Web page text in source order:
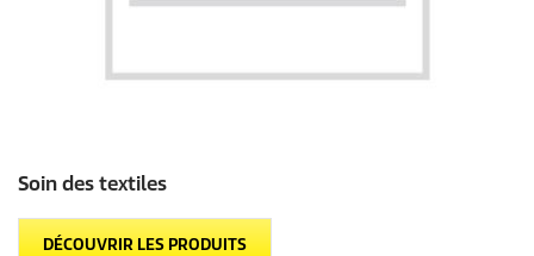
Soin des textiles
DÉCOUVRIR LES PRODUITS